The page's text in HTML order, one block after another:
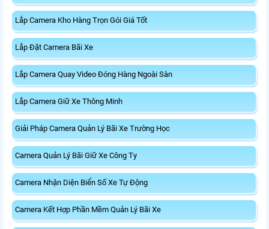
Lắp Camera Kho Hàng Trọn Gói Giá Tốt
Lắp Đặt Camera Bãi Xe
Lắp Camera Quay Video Đóng Hàng Ngoài Sàn
Lắp Camera Giữ Xe Thông Minh
Giải Pháp Camera Quản Lý Bãi Xe Trường Học
Camera Quản Lý Bãi Giữ Xe Công Ty
Camera Nhận Diện Biển Số Xe Tự Động
Camera Kết Hợp Phần Mềm Quản Lý Bãi Xe